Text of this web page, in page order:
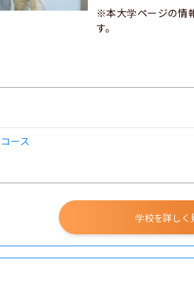
※本大学ページの情
す。
ース
学校を詳しく